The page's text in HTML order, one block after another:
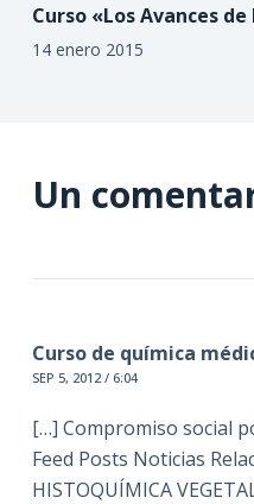
Curso «Los Avances
14 enero 2015
Un
Curso de química
SEP 5, 2012 / 6:04
[…] Compromiso social
Feed Posts Noticias
HISTOQUÍMICA